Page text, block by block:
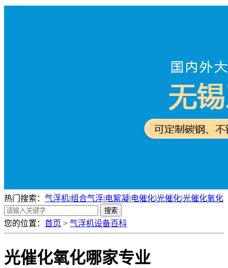
热门搜索： 气浮机|组合气浮|电絮凝|电催化|光催化|光催化氧化
您的位置： 首页 > 气浮机设备百科
光催化氧化哪家专业